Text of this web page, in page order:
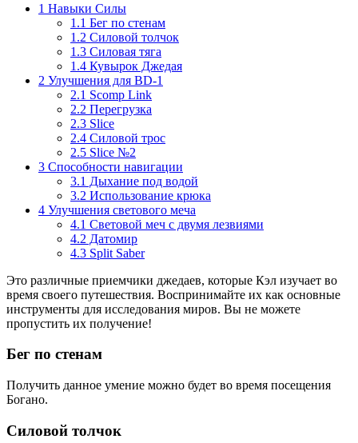
1 Навыки Силы
1.1 Бег по стенам
1.2 Силовой толчок
1.3 Силовая тяга
1.4 Кувырок Джедая
2 Улучшения для BD-1
2.1 Scomp Link
2.2 Перегрузка
2.3 Slice
2.4 Силовой трос
2.5 Slice №2
3 Способности навигации
3.1 Дыхание под водой
3.2 Использование крюка
4 Улучшения светового меча
4.1 Световой меч с двумя лезвиями
4.2 Датомир
4.3 Split Saber
Это различные приемчики джедаев, которые Кэл изучает во
время своего путешествия. Воспринимайте их как основные
инструменты для исследования миров. Вы не можете
пропустить их получение!
Бег по стенам
Получить данное умение можно будет во время посещения
Богано.
Силовой толчок